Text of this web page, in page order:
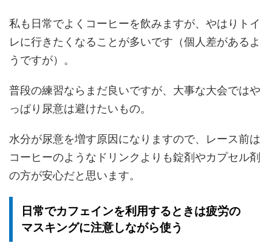
私も日常でよくコーヒーを飲みますが、やはりトイ
レに行きたくなることが多いです（個人差があるよ
うですが）。
普段の練習ならまだ良いですが、大事な大会ではや
っぱり尿意は避けたいもの。
水分が尿意を増す原因になりますので、レース前は
コーヒーのようなドリンクよりも錠剤やカプセル剤
の方が安心だと思います。
日常でカフェインを利用するときは疲労の
マスキングに注意しながら使う